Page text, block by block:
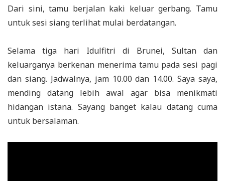
Dari sini, tamu berjalan kaki keluar gerbang. Tamu
untuk sesi siang terlihat mulai berdatangan.
Selama tiga hari Idulfitri di Brunei, Sultan dan
keluarganya berkenan menerima tamu pada sesi pagi
dan siang. Jadwalnya, jam 10.00 dan 14.00. Saya saya,
mending datang lebih awal agar bisa menikmati
hidangan istana. Sayang banget kalau datang cuma
untuk bersalaman.